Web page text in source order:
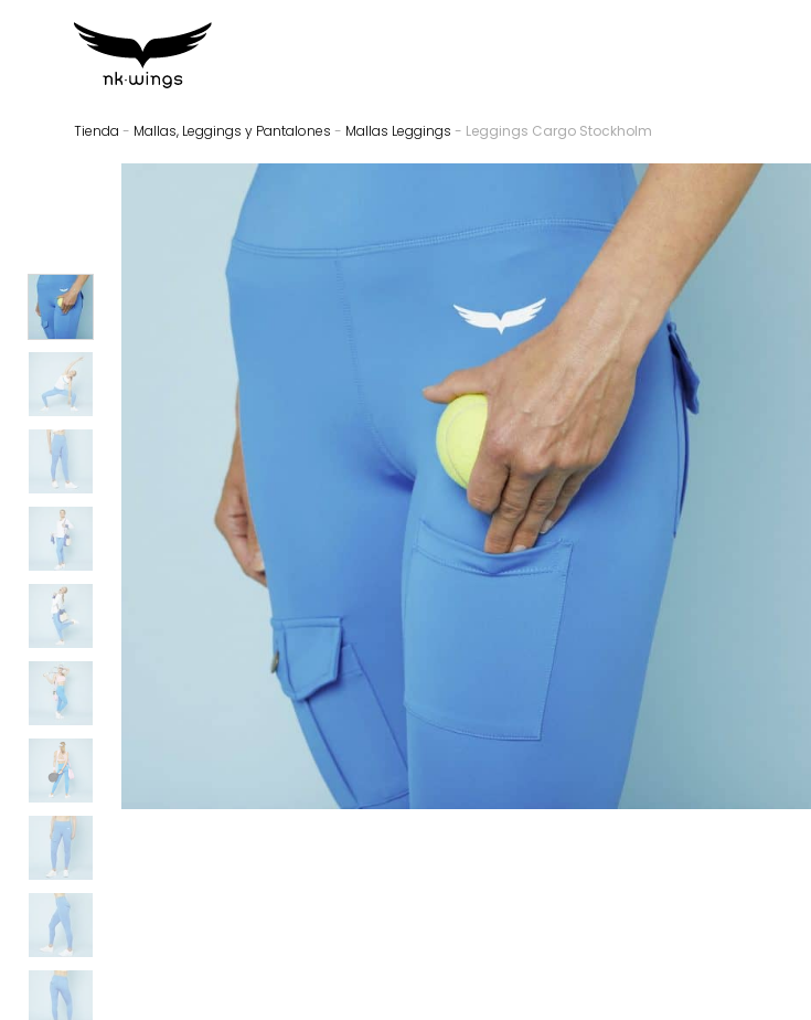
Tienda - Mallas, Leggings y Pantalones - Mallas Leggings - Leggings Cargo Stockholm